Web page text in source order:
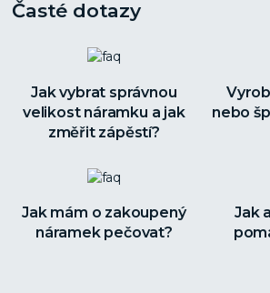
Časté dotazy
Jak vybrat správnou
velikost náramku a jak
změřit zápěstí?
nebo
Jak mám o zakoupený
náramek pečovat?
Jak